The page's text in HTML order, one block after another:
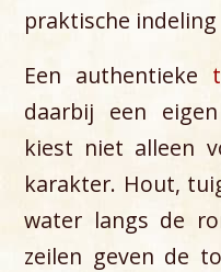
praktische indeling
Een authentieke
daarbij een
kiest niet alleen
karakter. Hout,
water langs de
zeilen geven de